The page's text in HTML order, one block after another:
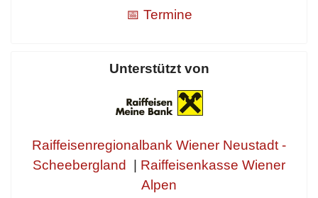
📅 Termine
Unterstützt von
Raiffeisenregionalbank Wiener Neustadt -
Scheebergland
Raiffeisenkasse Wiener
Alpen